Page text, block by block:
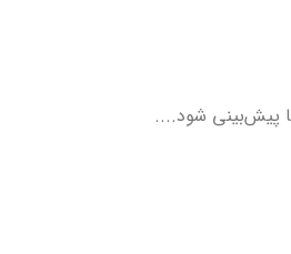
پیش‌بینی شود....